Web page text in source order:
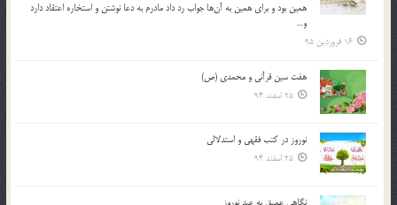
همين بود و براي همين به آن‌ها جواب رد داد مادرم به دعا نوشتن و استخاره اعتقاد دارد
و…
16 فروردین 95
هفت سین قرآنی و محمدی (ص)
25 اسفند 94
نوروز در كتب فقهى و استدلالى‏
25 اسفند 94